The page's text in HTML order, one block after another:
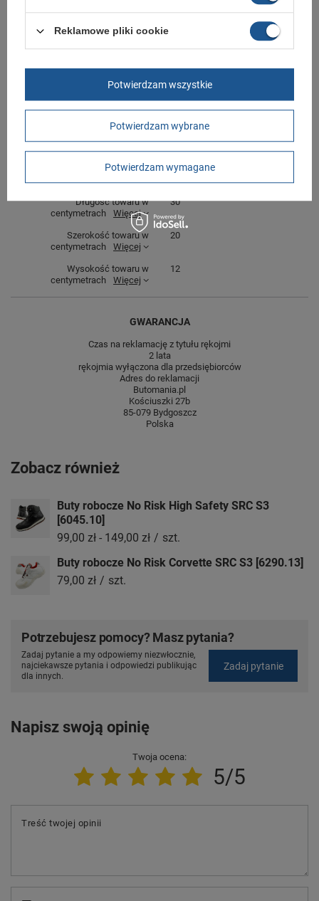
Marka
Symbol 1264.00
Gwarancja Gwarancja
Zapięcie sznurowane
Stan Nowy
Kolor czarny
Długość towaru w
centymetrach
Więcej
30
Szerokość towaru w
centymetrach
Więcej
20
Wysokość towaru w
centymetrach
Więcej
12
GWARANCJA
Czas na reklamację z tytułu rękojmi
2 lata
rękojmia wyłączona dla przedsiębiorców
Adres do reklamacji
Butomania.pl
Kościuszki 27b
85-079 Bydgoszcz
Polska
Zobacz również
Buty robocze No Risk High Safety SRC S3
[6045.10]
99,00 zł - 149,00 zł / szt.
Buty robocze No Risk Corvette SRC S3 [6290.13]
79,00 zł / szt.
Potrzebujesz pomocy? Masz pytania?
Zadaj pytanie a my odpowiemy niezwłocznie,
najciekawsze pytania i odpowiedzi publikując
dla innych.
Zadaj pytanie
Napisz swoją opinię
Twoja ocena:
5/5
Treść twojej opinii
Reklamowe pliki cookie
Potwierdzam wybrane
Potwierdzam wymagane
Potwierdzam wszystkie